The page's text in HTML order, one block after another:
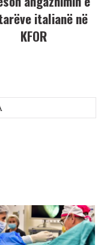
italianë në
KFOR